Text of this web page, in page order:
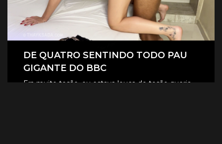
DE QUATRO SENTINDO TODO PAU
GIGANTE DO BBC
Era muito tesão, eu estava louca de tesão queria